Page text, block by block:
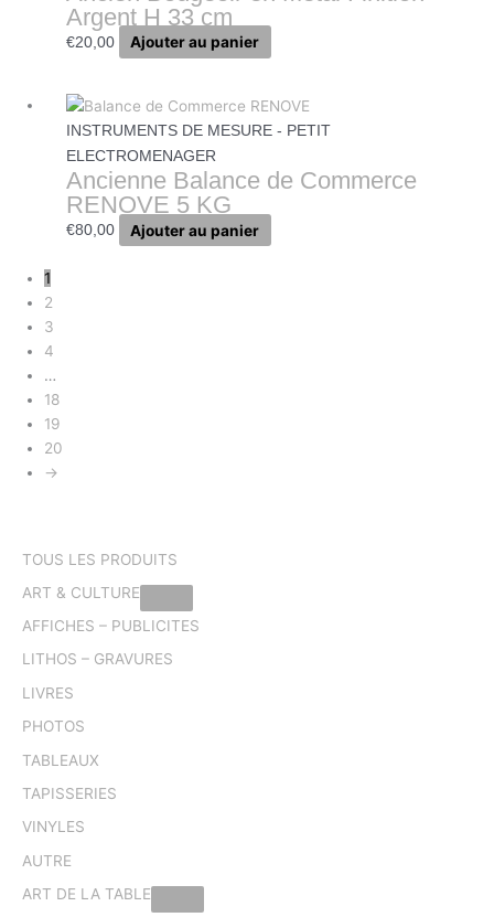
Argent H 33 cm
€20,00 Ajouter au panier
INSTRUMENTS DE MESURE - PETIT
ELECTROMENAGER
Ancienne Balance de Commerce
RENOVE 5 KG
€80,00 Ajouter au panier
1
2
3
4
…
18
19
20
→
TOUS LES PRODUITS
ART & CULTURE
AFFICHES – PUBLICITES
LITHOS – GRAVURES
LIVRES
PHOTOS
TABLEAUX
TAPISSERIES
VINYLES
AUTRE
ART DE LA TABLE